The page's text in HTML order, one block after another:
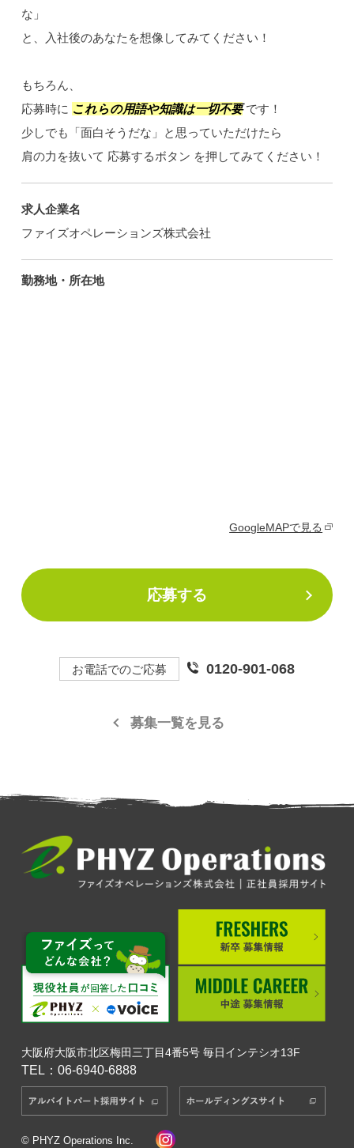
な」
と、入社後のあなたを想像してみてください！
もちろん、
応募時に これらの用語や知識は一切不要です！
少しでも「面白そうだな」と思っていただけたら
肩の力を抜いて 応募するボタン を押してみてください！
求人企業名
ファイズオペレーションズ株式会社
勤務地・所在地
GoogleMAPで見る
応募する
お電話でのご応募 0120-901-068
募集一覧を見る
大阪府大阪市北区梅田三丁目4番5号 毎日インテシオ13F
TEL：06-6940-6888
© PHYZ Operations Inc.